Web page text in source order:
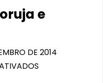
e
DE 2014